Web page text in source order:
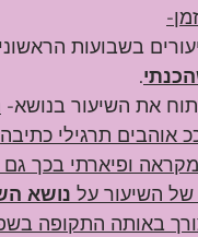
בשבועות
.
את השיעור בנושא-
אוהבים תרגילי
ופיארתי בכך
השיעור על נושא
באותה התקופה